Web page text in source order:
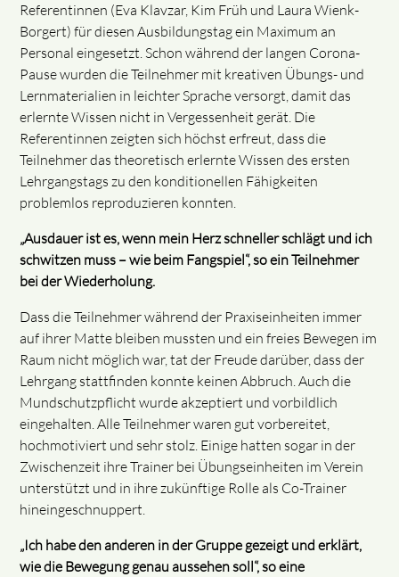
Referentinnen (Eva Klavzar, Kim Früh und Laura Wienk-
Borgert) für diesen Ausbildungstag ein Maximum an
Personal eingesetzt. Schon während der langen Corona-
Pause wurden die Teilnehmer mit kreativen Übungs- und
Lernmaterialien in leichter Sprache versorgt, damit das
erlernte Wissen nicht in Vergessenheit gerät. Die
Referentinnen zeigten sich höchst erfreut, dass die
Teilnehmer das theoretisch erlernte Wissen des ersten
Lehrgangstags zu den konditionellen Fähigkeiten
problemlos reproduzieren konnten.
„Ausdauer ist es, wenn mein Herz schneller schlägt und ich
schwitzen muss – wie beim Fangspiel“, so ein Teilnehmer
bei der Wiederholung.
Dass die Teilnehmer während der Praxiseinheiten immer
auf ihrer Matte bleiben mussten und ein freies Bewegen im
Raum nicht möglich war, tat der Freude darüber, dass der
Lehrgang stattfinden konnte keinen Abbruch. Auch die
Mundschutzpflicht wurde akzeptiert und vorbildlich
eingehalten. Alle Teilnehmer waren gut vorbereitet,
hochmotiviert und sehr stolz. Einige hatten sogar in der
Zwischenzeit ihre Trainer bei Übungseinheiten im Verein
unterstützt und in ihre zukünftige Rolle als Co-Trainer
hineingeschnuppert.
„Ich habe den anderen in der Gruppe gezeigt und erklärt,
wie die Bewegung genau aussehen soll“, so eine